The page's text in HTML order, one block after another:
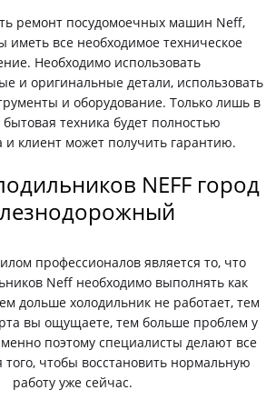
ремонт посудомоечных машин Neff,
иметь все необходимое техническое
Необходимо использовать
и оригинальные детали, использовать
и оборудование. Только лишь в
бытовая техника будет полностью
и клиент может получить гарантию.
NEFF город
профессионалов является то, что
Neff необходимо выполнять как
дольше холодильник не работает, тем
вы ощущаете, тем больше проблем у
поэтому специалисты делают все
того, чтобы восстановить нормальную
работу уже сейчас.